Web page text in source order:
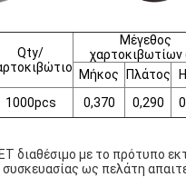
Qty/
Μέγεθος
χαρτοκιβωτίων
Μήκος
Πλάτος
1000pcs 0,370 0,290
διαθέσιμο με το πρότυπο
ως πελάτη